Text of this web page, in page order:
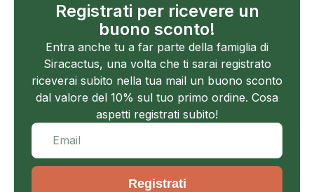
Registrati per ricevere un
buono sconto!
Entra anche tu a far parte della famiglia di
Siracactus, una volta che ti sarai registrato
riceverai subito nella tua mail un buono sconto
dal valore del 10% sul tuo primo ordine. Cosa
aspetti registrati subito!
Registrati